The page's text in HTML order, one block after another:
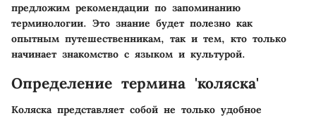
предложим рекомендации по запоминанию
терминологии. Это знание будет полезно как
опытным путешественникам, так и тем, кто только
начинает знакомство с языком и культурой.
Определение термина 'коляска'
Коляска представляет собой не только удобное